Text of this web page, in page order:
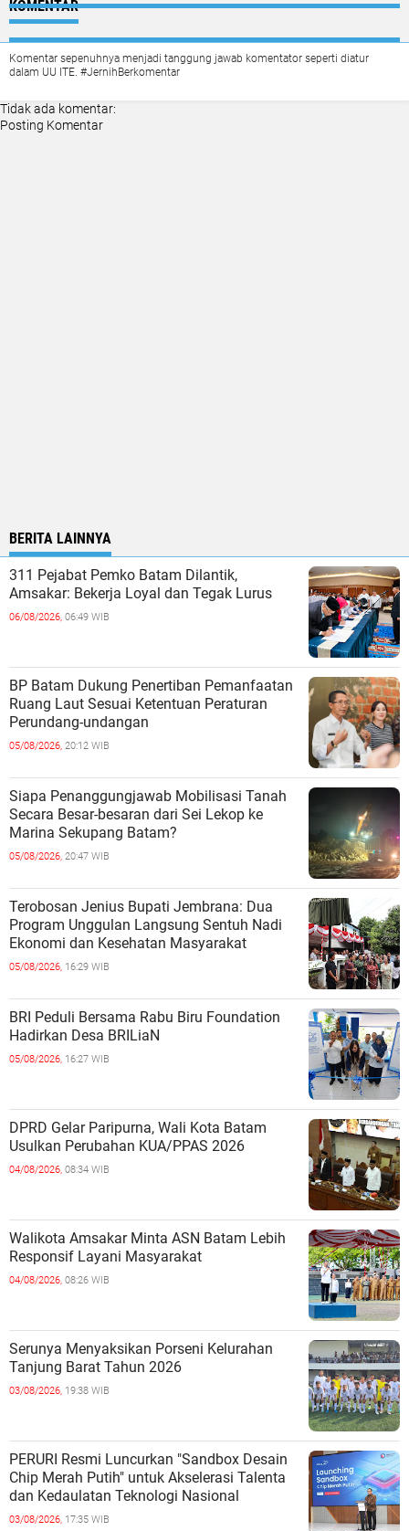
KOMENTAR
Komentar sepenuhnya menjadi tanggung jawab komentator seperti diatur
dalam UU ITE. #JernihBerkomentar
Tidak ada komentar:
Posting Komentar
BERITA LAINNYA
311 Pejabat Pemko Batam Dilantik,
Amsakar: Bekerja Loyal dan Tegak Lurus
06/08/2026, 06:49 WIB
BP Batam Dukung Penertiban Pemanfaatan
Ruang Laut Sesuai Ketentuan Peraturan
Perundang-undangan
05/08/2026, 20:12 WIB
Siapa Penanggungjawab Mobilisasi Tanah
Secara Besar-besaran dari Sei Lekop ke
Marina Sekupang Batam?
05/08/2026, 20:47 WIB
Terobosan Jenius Bupati Jembrana: Dua
Program Unggulan Langsung Sentuh Nadi
Ekonomi dan Kesehatan Masyarakat
05/08/2026, 16:29 WIB
BRI Peduli Bersama Rabu Biru Foundation
Hadirkan Desa BRILiaN
05/08/2026, 16:27 WIB
DPRD Gelar Paripurna, Wali Kota Batam
Usulkan Perubahan KUA/PPAS 2026
04/08/2026, 08:34 WIB
Walikota Amsakar Minta ASN Batam Lebih
Responsif Layani Masyarakat
04/08/2026, 08:26 WIB
Serunya Menyaksikan Porseni Kelurahan
Tanjung Barat Tahun 2026
03/08/2026, 19:38 WIB
PERURI Resmi Luncurkan "Sandbox Desain
Chip Merah Putih" untuk Akselerasi Talenta
dan Kedaulatan Teknologi Nasional
03/08/2026, 17:35 WIB